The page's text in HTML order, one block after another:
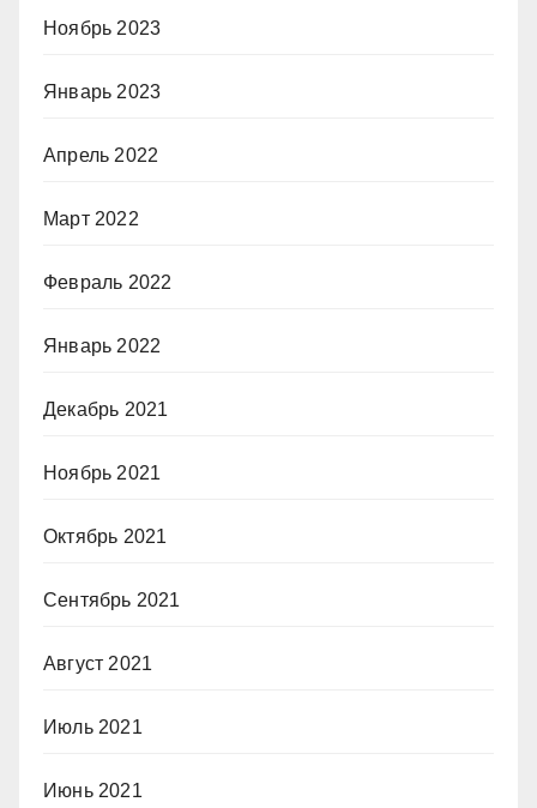
Ноябрь 2023
Январь 2023
Апрель 2022
Март 2022
Февраль 2022
Январь 2022
Декабрь 2021
Ноябрь 2021
Октябрь 2021
Сентябрь 2021
Август 2021
Июль 2021
Июнь 2021